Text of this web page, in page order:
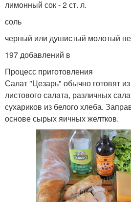
лимонный сок - 2 ст. л.
соль
черный или душистый молотый
197 добавлений в
Процесс приготовления
Салат "Цезарь" обычно готовят
листового салата, различных
сухариков из белого хлеба.
основе сырых яичных желтков.